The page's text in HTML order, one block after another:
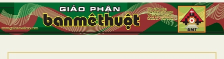
TRANG NHẤT
GIỚI THIỆU